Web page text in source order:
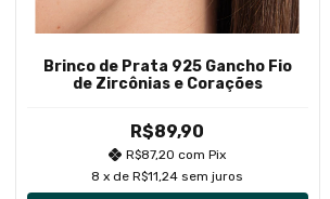
Brinco de Prata 925 Gancho Fio
de Zircônias e Corações
R$89,90
R$87,20com Pix
8 x deR$11,24 sem juros